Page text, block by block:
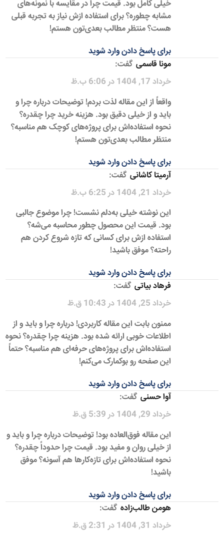
خیلی کامل بود. قیمت چرا در مقایسه با نمونه‌های
مشابه چطوره؟ برای استفاده ازش نیاز به تجربه قبلی
هست؟ منتظر مطالب بعدی‌تون هستم!
برای پاسخ دادن وارد شوید
مونا قاسمی گفت:
خرداد 17, 1404 در 6:06 ب.ظ
واقعاً از این مقاله لذت بردم! توضیحات درباره چرا و
باید و از خیلی دقیق بود. هزینه خرید چرا چقدره؟
نحوه استفاده‌اش برای پروژه‌های کوچک هم مناسبه؟
منتظر مطالب بعدی‌تون هستم!
برای پاسخ دادن وارد شوید
آرمیتا کاشانی گفت:
خرداد 21, 1404 در 6:25 ب.ظ
این نوشته خیلی به‌دلم نشست! چرا موضوع جالبی
بود. قیمت این محصول چطور محاسبه می‌شه؟
استفاده ازش برای کسانی که تازه شروع کردن هم
راحته؟ موفق باشید!
برای پاسخ دادن وارد شوید
فرهاد بیاتی گفت:
خرداد 25, 1404 در 10:43 ق.ظ
ممنون بابت این مقاله کاربردی! درباره چرا و باید و از
اطلاعات خوبی ارائه شده بود. هزینه چرا چقدره؟ نحوه
استفاده‌اش برای پروژه‌های حرفه‌ای هم مناسبه؟ حتماً
این صفحه رو بوکمارک می‌کنم!
برای پاسخ دادن وارد شوید
آوا حسنی گفت:
خرداد 29, 1404 در 5:39 ق.ظ
این مقاله فوق‌العاده بود! توضیحات درباره چرا و باید و
از خیلی روان و مفید بود. قیمت چرا حدوداً چقدره؟
نحوه استفاده‌اش برای تازه‌کارها هم آسونه؟ موفق
باشید!
برای پاسخ دادن وارد شوید
هومن طالب‌زاده گفت:
خرداد 31, 1404 در 2:31 ق.ظ